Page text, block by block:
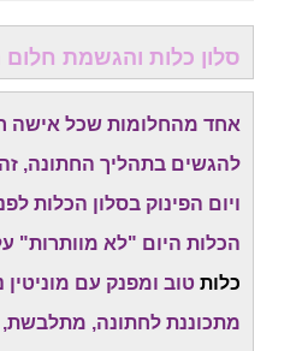
סלון כלות והגשמת חלום
אחד מהחלומות שכל אישה
להגשים בתהליך החתונה,
ויום הפינוק בסלון הכלות
הכלות היום "לא מוותרות"
כלות טוב ומפנק עם
מתכוננת לחתונה,